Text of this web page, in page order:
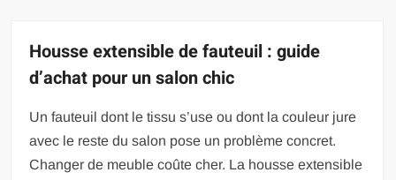
Housse extensible de fauteuil : guide
d’achat pour un salon chic
Un fauteuil dont le tissu s’use ou dont la couleur jure
avec le reste du salon pose un problème concret.
Changer de meuble coûte cher. La housse extensible